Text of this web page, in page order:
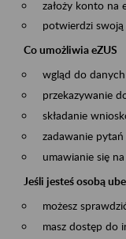
założy konto na
potwierdzi swoją
Co umożliwia eZUS
wgląd do
przekazywanie
składanie
zadawanie
umawianie się
Jeśli jesteś osobą
możesz
masz dostęp do